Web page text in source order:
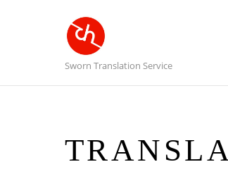
Sworn Translation Service